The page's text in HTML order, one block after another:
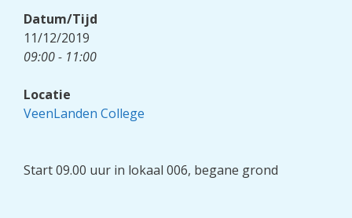
Datum/Tijd
11/12/2019
09:00 - 11:00
Locatie
VeenLanden College
Start 09.00 uur in lokaal 006, begane grond